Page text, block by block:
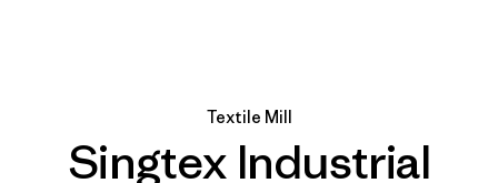
Textile Mill
Singtex Industrial